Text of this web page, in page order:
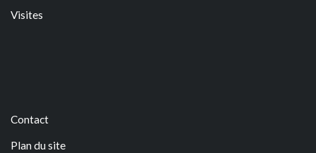
Visites
Contact
Plan du site